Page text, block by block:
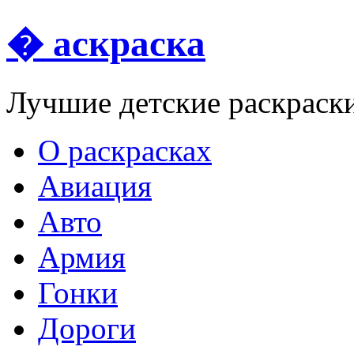
� аскраска
Лучшие детские
О раскрасках
Авиация
Авто
Армия
Гонки
Дороги